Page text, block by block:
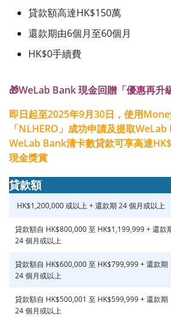
貸款額高達HK$150萬
還款期由6個月至60個月
HK$0手續費
🎁WeLab Bank 現金回贈「優惠再升
即日起至2025年9月30日，使用
「NLHERO」成功申請及提取WeLab
WeLab Bank清卡數貸款可享高達
現金獎賞
貸款額
HK$1,200,000 或以上 + 還款期 24 個月或以上
貸款額自 HK$800,000 至 HK$1,199,999 + 還款
24 個月或以上
貸款額自 HK$600,000 至 HK$799,999 + 還款期
24 個月或以上
貸款額自 HK$500,001 至 HK$599,999 + 還款期
24 個月或以上